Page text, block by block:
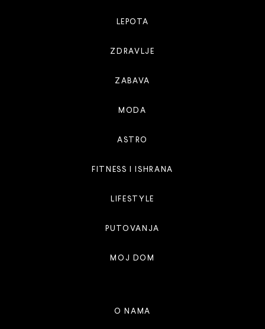
LEPOTA
ZDRAVLJE
ZABAVA
MODA
ASTRO
FITNESS I ISHRANA
LIFESTYLE
PUTOVANJA
MOJ DOM
O NAMA